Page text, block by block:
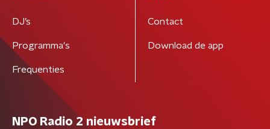
DJ’s
Programma's
Frequenties
Contact
Download de app
NPO Radio 2 nieuwsbrief